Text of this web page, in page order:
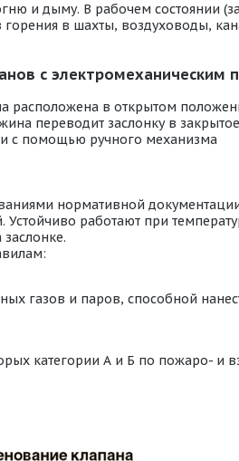
и дыму. В рабочем состоянии
горения в шахты, воздуховоды,
с электромеханическим
расположена в открытом
переводит заслонку в
с помощью ручного механизма
нормативной
работают при
газов и паров, способной
категории А и Б по пожаро- и